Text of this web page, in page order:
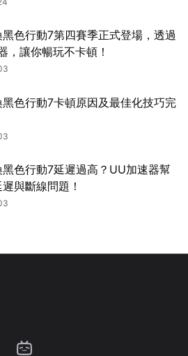
色行動7第四賽季正式登場，透過
，讓你暢玩不卡頓！
色行動7卡頓原因及最佳化技巧完
色行動7延遲過高？UU加速器幫
與斷線問題！